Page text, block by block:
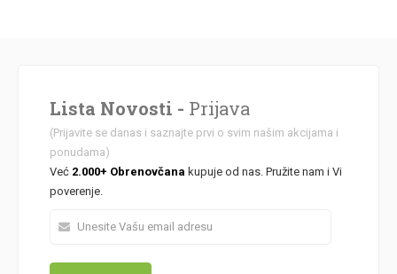
Lista Novosti - Prijava
(Prijavite se danas i saznajte prvi o svim našim akcijama i
ponudama)
Već 2.000+ Obrenovčana kupuje od nas. Pružite nam i Vi
poverenje.